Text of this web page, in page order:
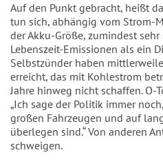
Auf den Punkt gebracht, heißt
tun sich, abhängig vom Strom-
der Akku-Größe, zumindest
Lebenszeit-Emissionen als ein
Selbstzünder haben
erreicht, das mit Kohlestrom
Jahre hinweg nicht schaffen. O-
„Ich sage der Politik immer
großen Fahrzeugen und auf
überlegen sind.“ Von anderen
schweigen.